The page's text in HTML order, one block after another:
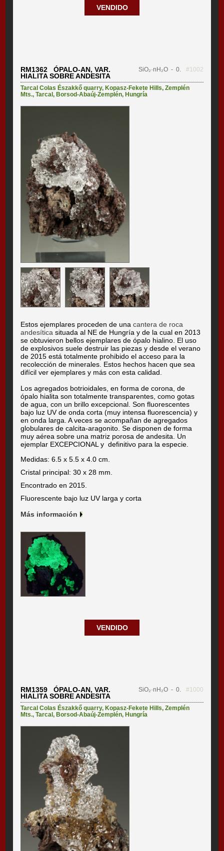
VENDIDO
RM1362 ÓPALO-AN, VAR.
HIALITA SOBRE ANDESITA
SiO₂·nH₂O- 0. #1002
Tarcal Colas Északkő quarry,Kopasz-Fekete Hills,Zemplén
Mts.,Tarcal,Borsod-Abaúj-Zemplén,Hungría
Estos ejemplares proceden de unacantera de roca
andesítica situada al NE de Hungría y de la cual en 2013
se obtuvieron bellos ejemplares de ópalo hialino. El uso
de explosivos suele destruir las piezas y desde el verano
de 2015 está totalmente prohibido el acceso para la
recolección de minerales. Estos hechos hacen que sea
difícil ver ejemplares y más con esta calidad.
Los agregados botrioidales, en forma de corona, de
ópalo hialita son totalmente transparentes, como gotas
de agua, con un brillo excepcional. Son fluorescentes
bajo luz UV de onda corta (muy intensa fluorescencia) y
en onda larga. A veces se acompañan de agregados
globulares de calcita-aragonito. Se disponen de forma
muy aérea sobre una matriz porosa de andesita. Un
ejemplar EXCEPCIONAL y definitivo para la especie.
Medidas: 6.5 x 5.5 x 4.0 cm.
Cristal principal: 30 x 28 mm.
Encontrado en 2015.
Fluorescente bajo luz UV larga y corta
Más información
VENDIDO
RM1359 ÓPALO-AN, VAR.
HIALITA SOBRE ANDESITA
SiO₂·nH₂O- 0. #1000
Tarcal Colas Északkő quarry,Kopasz-Fekete Hills,Zemplén
Mts.,Tarcal,Borsod-Abaúj-Zemplén,Hungría